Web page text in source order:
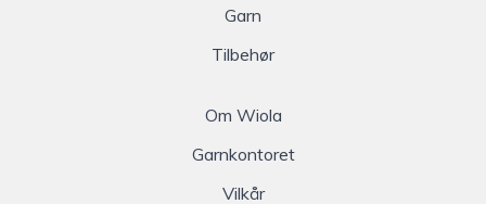
Garn
Tilbehør
Om Wiola
Garnkontoret
Vilkår